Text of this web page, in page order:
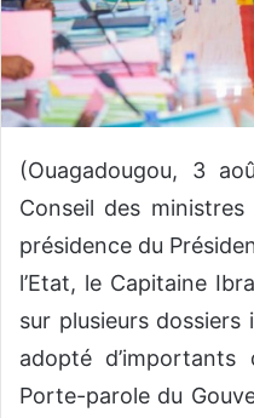
o
u
r
r
e
(Ouagadougou, 3
Conseil des
présidence du
l’Etat, le Capitaine
sur plusieurs dossiers
adopté
Porte-parole du